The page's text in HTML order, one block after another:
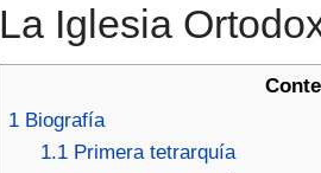
La Iglesia
1 Biografía
1.1 Primera tetrarquía